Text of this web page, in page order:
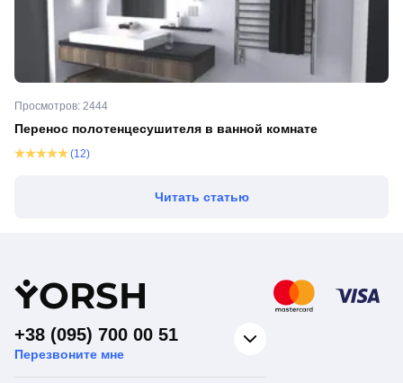
Просмотров: 2444
Перенос полотенцесушителя в ванной комнате
(12)
Читать статью
YORSH
+38 (095) 700 00 51
Перезвоните мне